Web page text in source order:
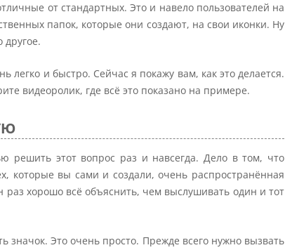
от стандартных. Это и навело пользователей на
папок, которые они создают, на свои иконки. Ну
другое.
и быстро. Сейчас я покажу вам, как это делается.
видеоролик, где всё это показано на примере.
решить этот вопрос раз и навсегда. Дело в том, что
которые вы сами и создали, очень распространённая
хорошо всё объяснить, чем выслушивать один и тот
Это очень просто. Прежде всего нужно вызвать